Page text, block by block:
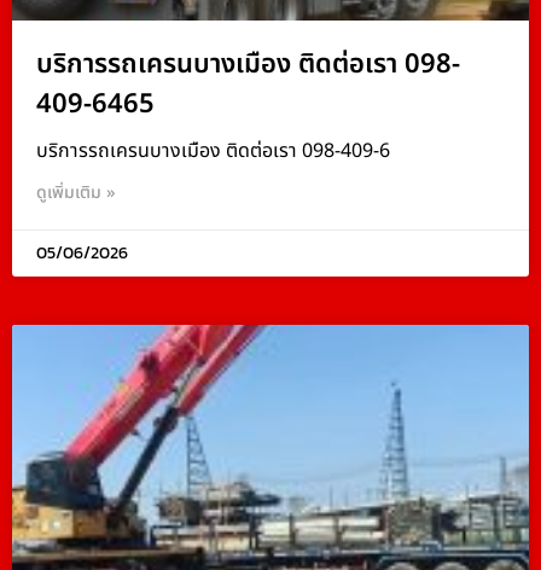
บริการรถเครนบางเมือง ติดต่อเรา 098-
409-6465
บริการรถเครนบางเมือง ติดต่อเรา 098-409-6
ดูเพิ่มเติม »
05/06/2026